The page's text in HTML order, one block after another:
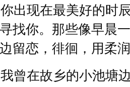
出现在最美好的时
找你。那些像早晨
留恋，徘徊，用柔
曾在故乡的小池塘